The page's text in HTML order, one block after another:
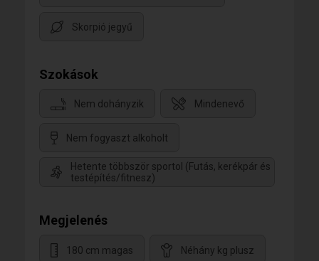
Skorpió jegyű
Szokások
Nem dohányzik Mindenevő
Nem fogyaszt alkoholt
Hetente többször sportol (Futás, kerékpár és
testépítés/fitnesz)
Megjelenés
180 cm magas Néhány kg plusz